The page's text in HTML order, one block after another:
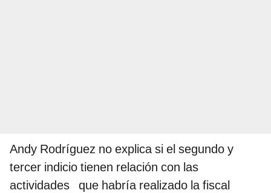
Andy Rodríguez no explica si el segundo y
tercer indicio tienen relación con las
actividades que habría realizado la fiscal